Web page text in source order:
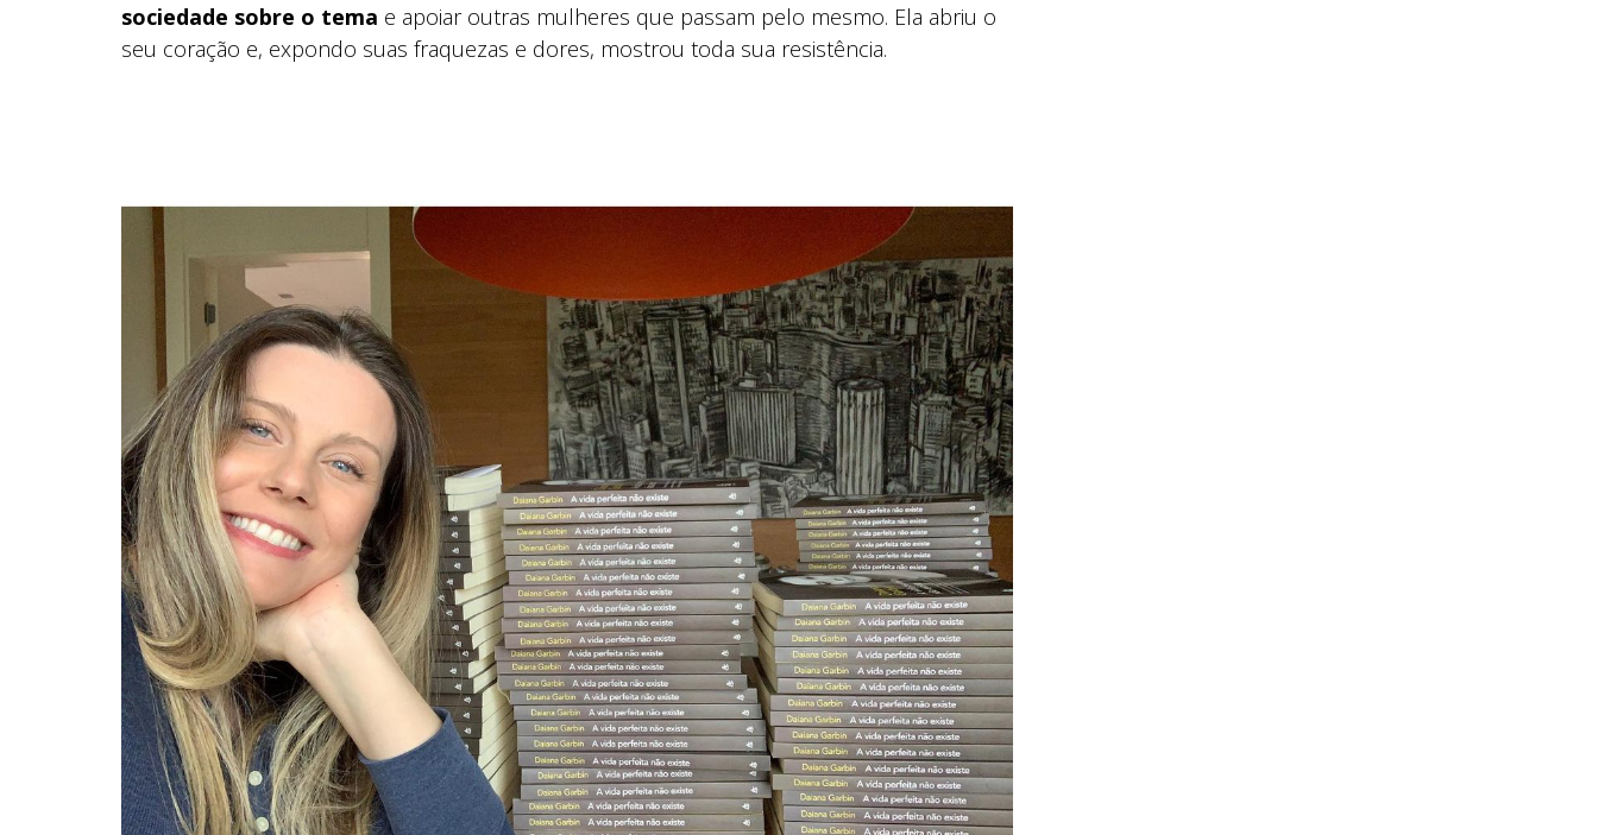
sociedade sobre o tema e apoiar outras mulheres que passam pelo mesmo. Ela abriu o
seu coração e, expondo suas fraquezas e dores, mostrou toda sua resistência.